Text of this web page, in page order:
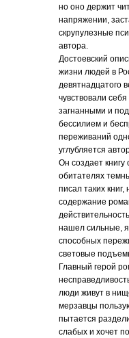
но оно держит
напряжении,
скрупулезные
автора.
Достоевский
жизни людей в
девятнадцатого
чувствовали
загнанными и
бессилием и
переживаний
углубляется
Он создает
обитателях
писал таких книг,
содержание
нашел сильные,
способных
световые
Главный герой
люди живут в
мерзавцы
пытается
слабых и хочет